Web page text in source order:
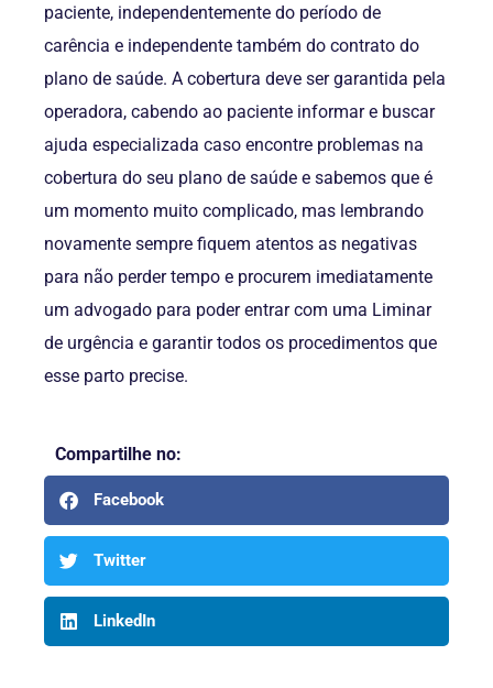
paciente, independentemente do período de
carência e independente também do contrato do
plano de saúde. A cobertura deve ser garantida pela
operadora, cabendo ao paciente informar e buscar
ajuda especializada caso encontre problemas na
cobertura do seu plano de saúde e sabemos que é
um momento muito complicado, mas lembrando
novamente sempre fiquem atentos as negativas
para não perder tempo e procurem imediatamente
um advogado para poder entrar com uma Liminar
de urgência e garantir todos os procedimentos que
esse parto precise.
Compartilhe no:
Facebook
Twitter
LinkedIn